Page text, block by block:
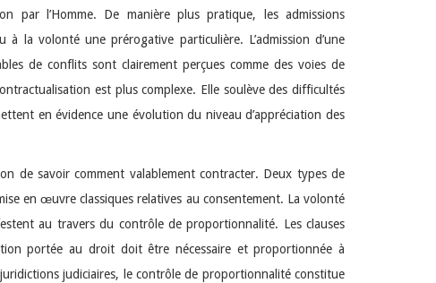
par l’Homme. De manière plus pratique, les admissions
la volonté une prérogative particulière. L’admission d’une
de conflits sont clairement perçues comme des voies de
est plus complexe. Elle soulève des difficultés
en évidence une évolution du niveau d’appréciation des
de savoir comment valablement contracter. Deux types de
en œuvre classiques relatives au consentement. La volonté
au travers du contrôle de proportionnalité. Les clauses
portée au droit doit être nécessaire et proportionnée à
judiciaires, le contrôle de proportionnalité constitue